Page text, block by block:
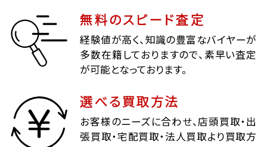
無料のスピード査定
経験値が高く、知識の豊富なバイヤーが
多数在籍しておりますので、素早い査定
が可能となっております。
選べる買取方法
お客様のニーズに合わせ、店頭買取・出
張買取・宅配買取・法人買取より買取方